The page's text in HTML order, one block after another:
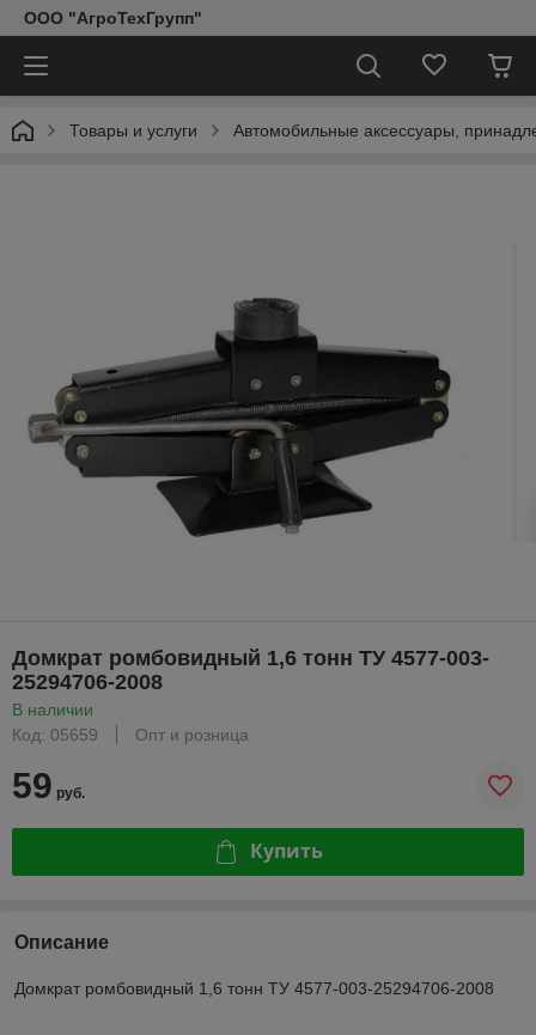
ООО "АгроТехГрупп"
Товары и услуги Автомобильные аксессуары,
Домкрат ромбовидный 1,6 тонн ТУ 4577-003-
25294706-2008
В наличии
Код: 05659
Опт и розница
59 руб.
Купить
Описание
Домкрат ромбовидный 1,6 тонн ТУ 4577-003-25294706-2008